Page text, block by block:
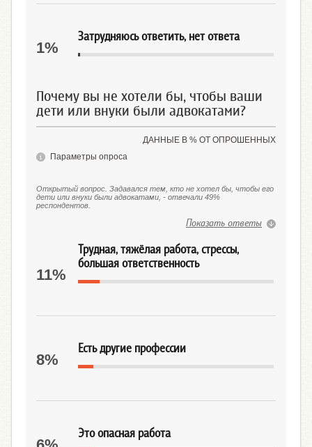
Затрудняюсь ответить, нет ответа
1%
Почему вы не хотели бы, чтобы ваши
дети или внуки были адвокатами?
ДАННЫЕ В % ОТ ОПРОШЕННЫХ
Параметры опроса
Открытый вопрос. Задавался тем, кто не хотел бы, чтобы его
дети или внуки были адвокатами, - отвечали 49%
респондентов.
Показать ответы
Трудная, тяжёлая работа, стрессы,
большая ответственность
11%
Есть другие профессии
8%
Это опасная работа